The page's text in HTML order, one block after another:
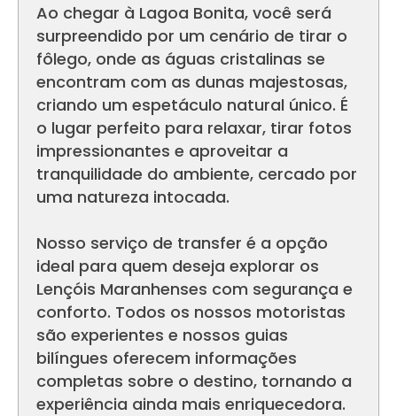
Ao chegar à Lagoa Bonita, você será
surpreendido por um cenário de tirar o
fôlego, onde as águas cristalinas se
encontram com as dunas majestosas,
criando um espetáculo natural único. É
o lugar perfeito para relaxar, tirar fotos
impressionantes e aproveitar a
tranquilidade do ambiente, cercado por
uma natureza intocada.
Nosso serviço de transfer é a opção
ideal para quem deseja explorar os
Lençóis Maranhenses com segurança e
conforto. Todos os nossos motoristas
são experientes e nossos guias
bilíngues oferecem informações
completas sobre o destino, tornando a
experiência ainda mais enriquecedora.